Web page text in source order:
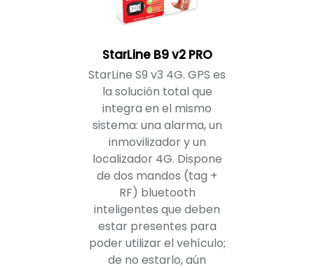
StarLine B9 v2 PRO
StarLine S9 v3 4G. GPS es
la solución total que
integra en el mismo
sistema: una alarma, un
inmovilizador y un
localizador 4G. Dispone
de dos mandos (tag +
RF) bluetooth
inteligentes que deben
estar presentes para
poder utilizar el vehículo;
de no estarlo, aún